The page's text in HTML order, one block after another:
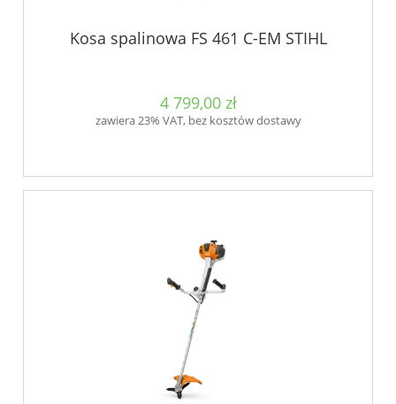
Kosa spalinowa FS 461 C-EM STIHL
4 799,00 zł
zawiera 23% VAT, bez kosztów dostawy